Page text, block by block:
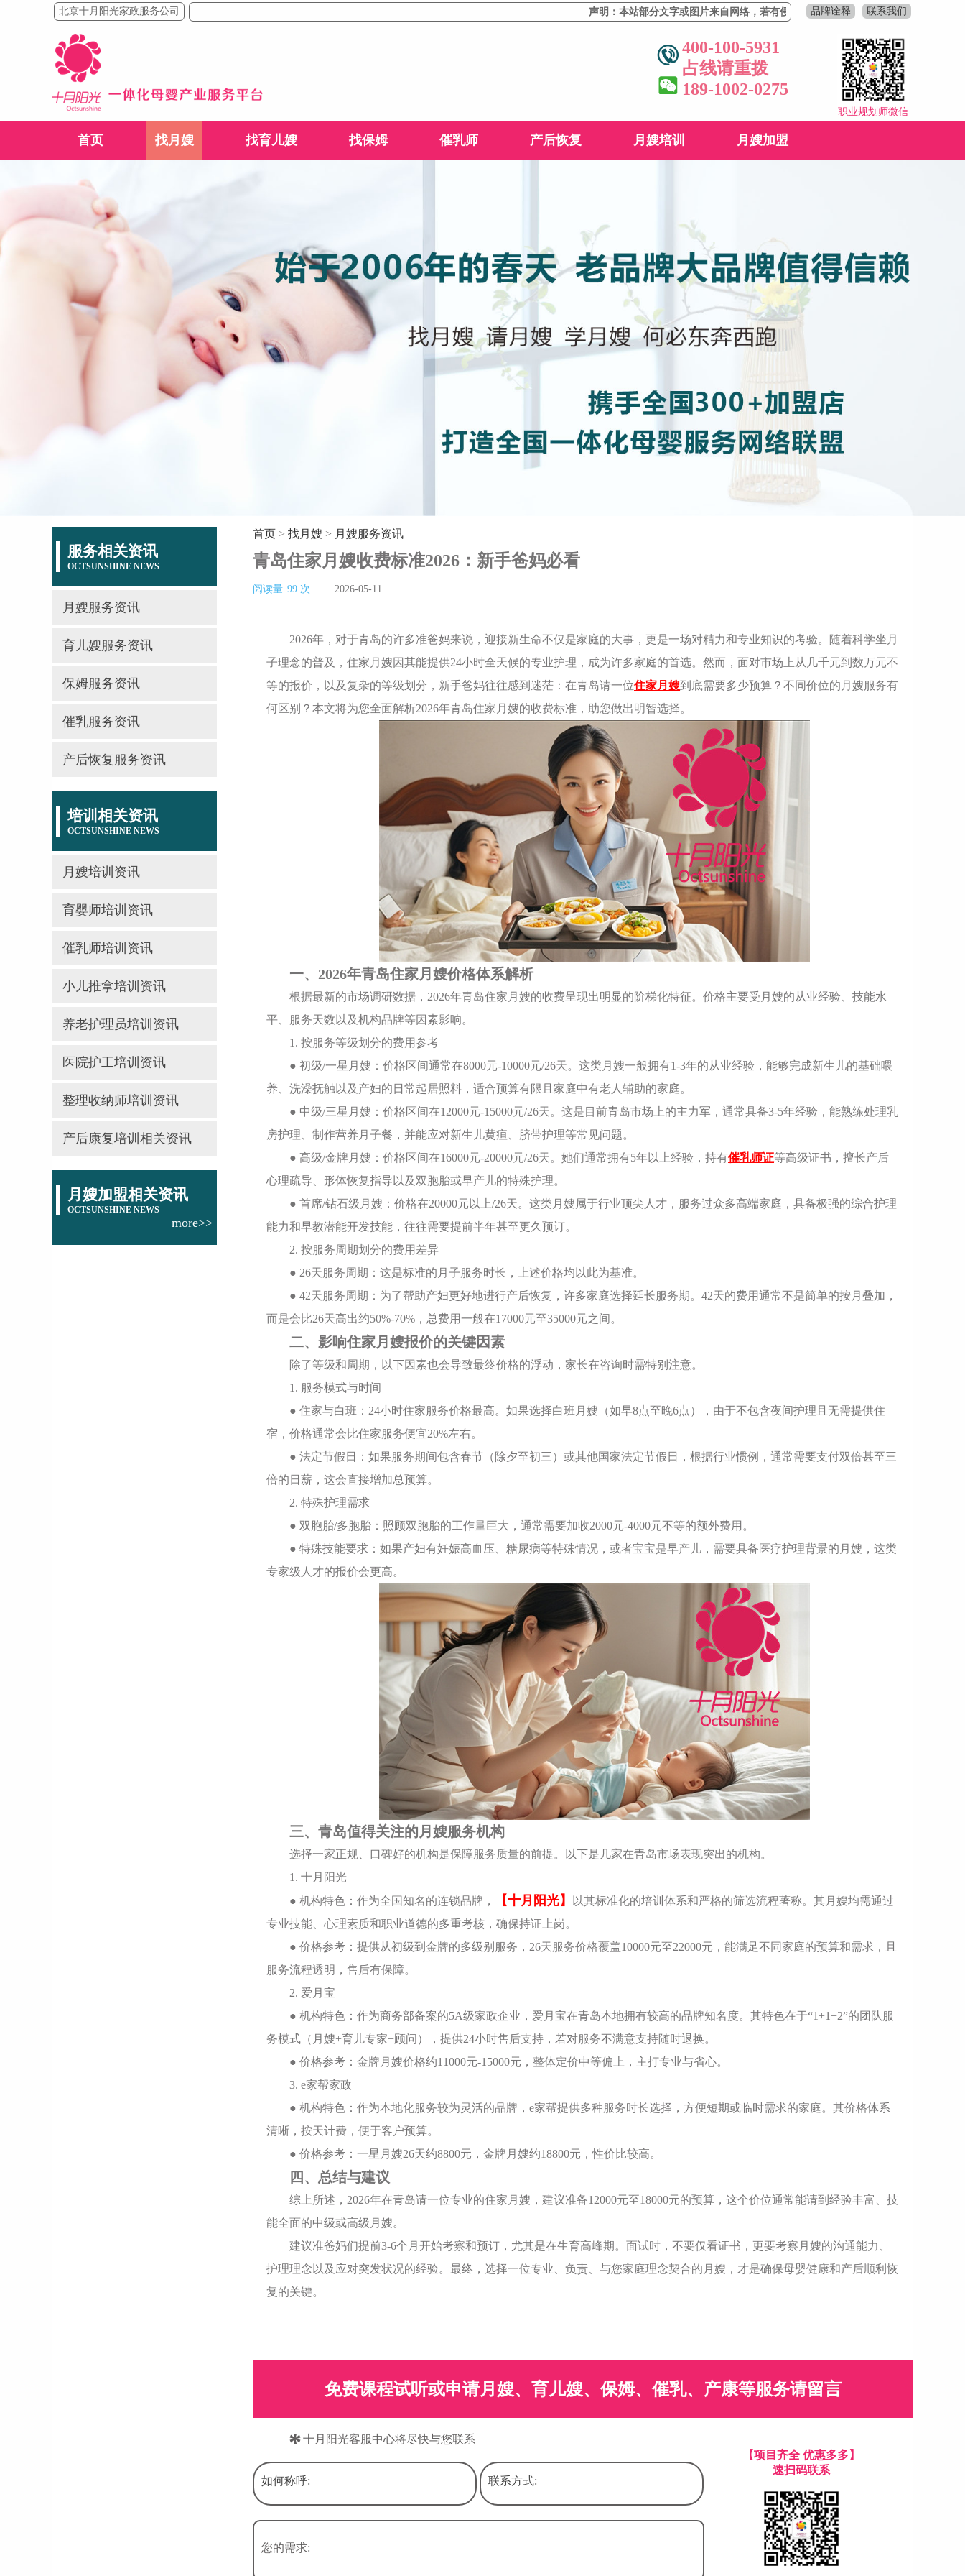
北京十月阳光家政服务公司 声明：本站部分文字或图片来自网络，若有侵权，请联系删除！
品牌诠释 联系我们
职业规划师微信
400-100-5931
占线请重拨
189-1002-0275
首页 找月嫂 找育儿嫂 找保姆 催乳师 产后恢复 月嫂培训 月嫂加盟
服务相关资讯
OCTSUNSHINE NEWS
月嫂服务资讯
育儿嫂服务资讯
保姆服务资讯
催乳服务资讯
产后恢复服务资讯
培训相关资讯
OCTSUNSHINE NEWS
月嫂培训资讯
育婴师培训资讯
催乳师培训资讯
小儿推拿培训资讯
养老护理员培训资讯
医院护工培训资讯
整理收纳师培训资讯
产后康复培训相关资讯
月嫂加盟相关资讯
OCTSUNSHINE NEWS
more>>
首页 > 找月嫂 > 月嫂服务资讯
青岛住家月嫂收费标准2026：新手爸妈必看
阅读量 99 次 2026-05-11
2026年，对于青岛的许多准爸妈来说，迎接新生命不仅是家庭的大事，更是一场对精力和专业知识的考验。随着科学坐月
子理念的普及，住家月嫂因其能提供24小时全天候的专业护理，成为许多家庭的首选。然而，面对市场上从几千元到数万元不
等的报价，以及复杂的等级划分，新手爸妈往往感到迷茫：在青岛请一位住家月嫂到底需要多少预算？不同价位的月嫂服务有
何区别？本文将为您全面解析2026年青岛住家月嫂的收费标准，助您做出明智选择。
一、2026年青岛住家月嫂价格体系解析
根据最新的市场调研数据，2026年青岛住家月嫂的收费呈现出明显的阶梯化特征。价格主要受月嫂的从业经验、技能水
平、服务天数以及机构品牌等因素影响。
1. 按服务等级划分的费用参考
● 初级/一星月嫂：价格区间通常在8000元-10000元/26天。这类月嫂一般拥有1-3年的从业经验，能够完成新生儿的基础喂
养、洗澡抚触以及产妇的日常起居照料，适合预算有限且家庭中有老人辅助的家庭。
● 中级/三星月嫂：价格区间在12000元-15000元/26天。这是目前青岛市场上的主力军，通常具备3-5年经验，能熟练处理乳
房护理、制作营养月子餐，并能应对新生儿黄疸、脐带护理等常见问题。
● 高级/金牌月嫂：价格区间在16000元-20000元/26天。她们通常拥有5年以上经验，持有催乳师证等高级证书，擅长产后
心理疏导、形体恢复指导以及双胞胎或早产儿的特殊护理。
● 首席/钻石级月嫂：价格在20000元以上/26天。这类月嫂属于行业顶尖人才，服务过众多高端家庭，具备极强的综合护理
能力和早教潜能开发技能，往往需要提前半年甚至更久预订。
2. 按服务周期划分的费用差异
● 26天服务周期：这是标准的月子服务时长，上述价格均以此为基准。
● 42天服务周期：为了帮助产妇更好地进行产后恢复，许多家庭选择延长服务期。42天的费用通常不是简单的按月叠加，
而是会比26天高出约50%-70%，总费用一般在17000元至35000元之间。
二、影响住家月嫂报价的关键因素
除了等级和周期，以下因素也会导致最终价格的浮动，家长在咨询时需特别注意。
1. 服务模式与时间
● 住家与白班：24小时住家服务价格最高。如果选择白班月嫂（如早8点至晚6点），由于不包含夜间护理且无需提供住
宿，价格通常会比住家服务便宜20%左右。
● 法定节假日：如果服务期间包含春节（除夕至初三）或其他国家法定节假日，根据行业惯例，通常需要支付双倍甚至三
倍的日薪，这会直接增加总预算。
2. 特殊护理需求
● 双胞胎/多胞胎：照顾双胞胎的工作量巨大，通常需要加收2000元-4000元不等的额外费用。
● 特殊技能要求：如果产妇有妊娠高血压、糖尿病等特殊情况，或者宝宝是早产儿，需要具备医疗护理背景的月嫂，这类
专家级人才的报价会更高。
三、青岛值得关注的月嫂服务机构
选择一家正规、口碑好的机构是保障服务质量的前提。以下是几家在青岛市场表现突出的机构。
1. 十月阳光
● 机构特色：作为全国知名的连锁品牌，
【十月阳光】
以其标准化的培训体系和严格的筛选流程著称。其月嫂均需通过
专业技能、心理素质和职业道德的多重考核，确保持证上岗。
● 价格参考：提供从初级到金牌的多级别服务，26天服务价格覆盖10000元至22000元，能满足不同家庭的预算和需求，且
服务流程透明，售后有保障。
2. 爱月宝
● 机构特色：作为商务部备案的5A级家政企业，爱月宝在青岛本地拥有较高的品牌知名度。其特色在于“1+1+2”的团队服
务模式（月嫂+育儿专家+顾问），提供24小时售后支持，若对服务不满意支持随时退换。
● 价格参考：金牌月嫂价格约11000元-15000元，整体定价中等偏上，主打专业与省心。
3. e家帮家政
● 机构特色：作为本地化服务较为灵活的品牌，e家帮提供多种服务时长选择，方便短期或临时需求的家庭。其价格体系
清晰，按天计费，便于客户预算。
● 价格参考：一星月嫂26天约8800元，金牌月嫂约18800元，性价比较高。
四、总结与建议
综上所述，2026年在青岛请一位专业的住家月嫂，建议准备12000元至18000元的预算，这个价位通常能请到经验丰富、技
能全面的中级或高级月嫂。
建议准爸妈们提前3-6个月开始考察和预订，尤其是在生育高峰期。面试时，不要仅看证书，更要考察月嫂的沟通能力、
护理理念以及应对突发状况的经验。最终，选择一位专业、负责、与您家庭理念契合的月嫂，才是确保母婴健康和产后顺利恢
复的关键。
免费课程试听或申请月嫂、育儿嫂、保姆、催乳、产康等服务请留言
*十月阳光客服中心将尽快与您联系
如何称呼: 联系方式:
您的需求:
【项目齐全 优惠多多】
速扫码联系